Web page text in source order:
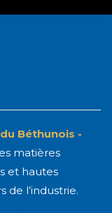
Béthunois -
matières
et hautes
de l’industrie.